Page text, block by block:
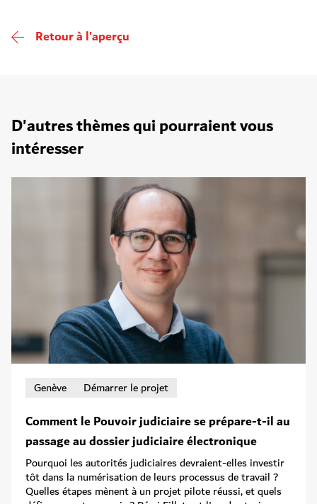
Retour à l'aperçu
D'autres thèmes qui pourraient vous
intéresser
Genève Démarrer le projet
Comment le Pouvoir judiciaire se prépare-t-il au
passage au dossier judiciaire électronique
Pourquoi les autorités judiciaires devraient-elles investir
tôt dans la numérisation de leurs processus de travail ?
Quelles étapes mènent à un projet pilote réussi, et quels